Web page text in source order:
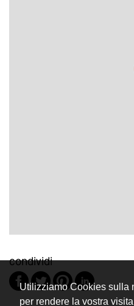
Utilizziamo Cookies sulla
per rendere la vostra
condividi